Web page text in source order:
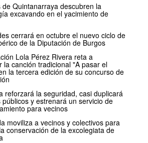
de Quintanarraya descubren la
excavando en el yacimiento de
cerrará en octubre el nuevo ciclo de
de la Diputación de Burgos
Lola Pérez Rivera reta a
la canción tradicional "A pasar el
la tercera edición de su concurso de
reforzará la seguridad, casi duplicará
públicos y estrenará un servicio de
para vecinos
moviliza a vecinos y colectivos para
conservación de la excolegiata de